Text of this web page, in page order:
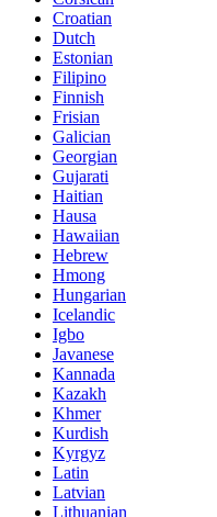
Croatian
Dutch
Estonian
Filipino
Finnish
Frisian
Galician
Georgian
Gujarati
Haitian
Hausa
Hawaiian
Hebrew
Hmong
Hungarian
Icelandic
Igbo
Javanese
Kannada
Kazakh
Khmer
Kurdish
Kyrgyz
Latin
Latvian
Lithuanian